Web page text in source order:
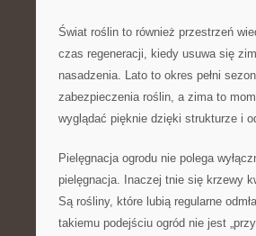
Świat roślin to również przestrzeń
czas regeneracji, kiedy usuwa się
nasadzenia. Lato to okres pełni
zabezpieczenia roślin, a zima to
wyglądać pięknie dzięki strukturze i
Pielęgnacja ogrodu nie polega
pielęgnacja. Inaczej tnie się krzewy
Są rośliny, które lubią regularne
takiemu podejściu ogród nie jest